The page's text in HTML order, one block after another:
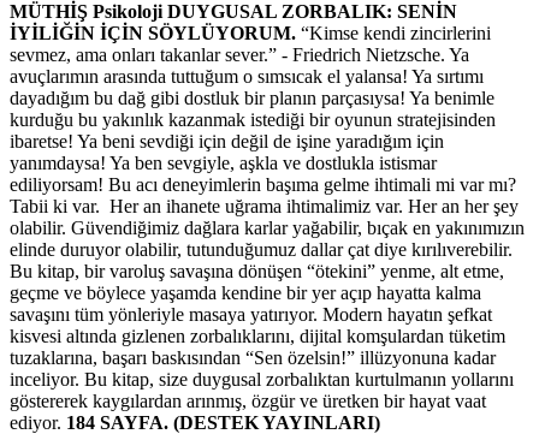
MÜTHİŞ Psikoloji DUYGUSAL ZORBALIK: SENİN
İYİLİĞİN İÇİN SÖYLÜYORUM. “Kimse kendi zincirlerini
sevmez, ama onları takanlar sever.” - Friedrich Nietzsche. Ya
avuçlarımın arasında tuttuğum o sımsıcak el yalansa! Ya sırtımı
dayadığım bu dağ gibi dostluk bir planın parçasıysa! Ya benimle
kurduğu bu yakınlık kazanmak istediği bir oyunun stratejisinden
ibaretse! Ya beni sevdiği için değil de işine yaradığım için
yanımdaysa! Ya ben sevgiyle, aşkla ve dostlukla istismar
ediliyorsam! Bu acı deneyimlerin başıma gelme ihtimali mi var mı?
Tabii ki var. Her an ihanete uğrama ihtimalimiz var. Her an her şey
olabilir. Güvendiğimiz dağlara karlar yağabilir, bıçak en yakınımızın
elinde duruyor olabilir, tutunduğumuz dallar çat diye kırılıverebilir.
Bu kitap, bir varoluş savaşına dönüşen “ötekini” yenme, alt etme,
geçme ve böylece yaşamda kendine bir yer açıp hayatta kalma
savaşını tüm yönleriyle masaya yatırıyor. Modern hayatın şefkat
kisvesi altında gizlenen zorbalıklarını, dijital komşulardan tüketim
tuzaklarına, başarı baskısından “Sen özelsin!” illüzyonuna kadar
inceliyor. Bu kitap, size duygusal zorbalıktan kurtulmanın yollarını
göstererek kaygılardan arınmış, özgür ve üretken bir hayat vaat
ediyor. 184 SAYFA. (DESTEK YAYINLARI)